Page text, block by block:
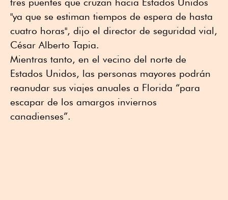
tres puentes que cruzan hacia Estados Unidos
"ya que se estiman tiempos de espera de hasta
cuatro horas", dijo el director de seguridad vial,
César Alberto Tapia.
Mientras tanto, en el vecino del norte de
Estados Unidos, las personas mayores podrán
reanudar sus viajes anuales a Florida “para
escapar de los amargos inviernos
canadienses”.